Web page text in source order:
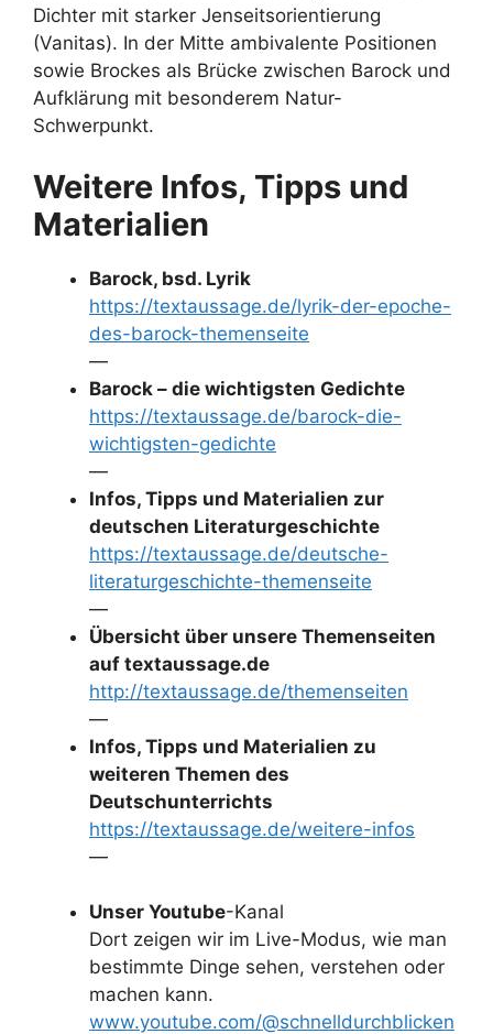
Dichter mit starker Jenseitsorientierung
(Vanitas). In der Mitte ambivalente Positionen
sowie Brockes als Brücke zwischen Barock und
Aufklärung mit besonderem Natur-
Schwerpunkt.
Weitere Infos, Tipps und
Materialien
Barock, bsd. Lyrik
https://textaussage.de/lyrik-der-epoche-
des-barock-themenseite
—
Barock – die wichtigsten Gedichte
https://textaussage.de/barock-die-
wichtigsten-gedichte
—
Infos, Tipps und Materialien zur
deutschen Literaturgeschichte
https://textaussage.de/deutsche-
literaturgeschichte-themenseite
—
Übersicht über unsere Themenseiten
auf textaussage.de
http://textaussage.de/themenseiten
—
Infos, Tipps und Materialien zu
weiteren Themen des
Deutschunterrichts
https://textaussage.de/weitere-infos
—
Unser Youtube-Kanal
Dort zeigen wir im Live-Modus, wie man
bestimmte Dinge sehen, verstehen oder
machen kann.
www.youtube.com/@schnelldurchblicken